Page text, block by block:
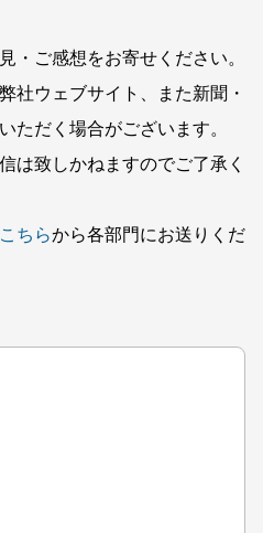
・ご感想をお寄せください。
社ウェブサイト、また新聞・
ただく場合がございます。
は致しかねますのでご了承く
こちらから各部門にお送りくだ